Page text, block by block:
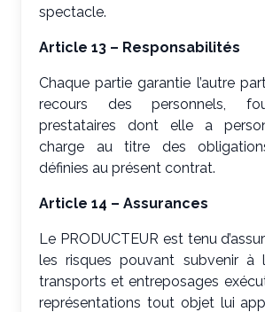
spectacle.
Article 13 – Responsabilités
Chaque partie garantie l’autre
recours des personnels,
prestataires dont elle a
charge au titre des
définies au présent contrat.
Article 14 – Assurances
Le PRODUCTEUR est tenu
les risques pouvant subvenir à
transports et entreposages
représentations tout objet lui